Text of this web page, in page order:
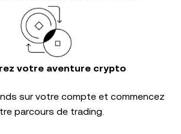
votre aventure crypto
sur votre compte et commencez
parcours de trading.